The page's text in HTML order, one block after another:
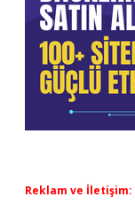
Reklam ve İletişim: